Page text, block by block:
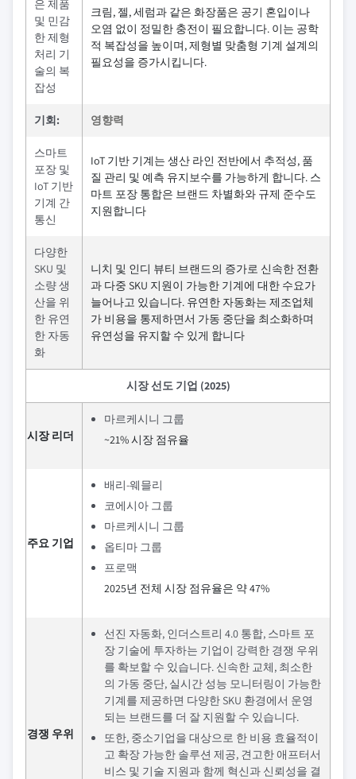
은 제품
및 민감
한 제형
처리 기
술의 복
잡성
크림, 젤, 세럼과 같은 화장품은 공기 혼입이나
오염 없이 정밀한 충전이 필요합니다. 이는 공학
적 복잡성을 높이며, 제형별 맞춤형 기계 설계의
필요성을 증가시킵니다.
기회: 영향력
스마트
포장 및
IoT 기반
기계 간
통신
IoT 기반 기계는 생산 라인 전반에서 추적성, 품
질 관리 및 예측 유지보수를 가능하게 합니다. 스
마트 포장 통합은 브랜드 차별화와 규제 준수도
지원합니다
다양한
SKU 및
소량 생
산을 위
한 유연
한 자동
화
니치 및 인디 뷰티 브랜드의 증가로 신속한 전환
과 다중 SKU 지원이 가능한 기계에 대한 수요가
늘어나고 있습니다. 유연한 자동화는 제조업체
가 비용을 통제하면서 가동 중단을 최소화하며
유연성을 유지할 수 있게 합니다
시장 선도 기업 (2025)
시장 리더
마르케시니 그룹
~21% 시장 점유율
주요 기업
배리-웨믈리
코에시아 그룹
마르케시니 그룹
옵티마 그룹
프로맥
2025년 전체 시장 점유율은 약 47%
경쟁 우위
선진 자동화, 인더스트리 4.0 통합, 스마트 포
장 기술에 투자하는 기업이 강력한 경쟁 우위
를 확보할 수 있습니다. 신속한 교체, 최소한
의 가동 중단, 실시간 성능 모니터링이 가능한
기계를 제공하면 다양한 SKU 환경에서 운영
되는 브랜드를 더 잘 지원할 수 있습니다.
또한, 중소기업을 대상으로 한 비용 효율적이
고 확장 가능한 솔루션 제공, 견고한 애프터서
비스 및 기술 지원과 함께 혁신과 신뢰성을 결